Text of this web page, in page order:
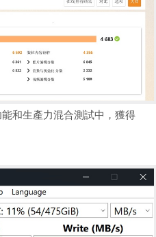
和生產力混合測試中，獲得